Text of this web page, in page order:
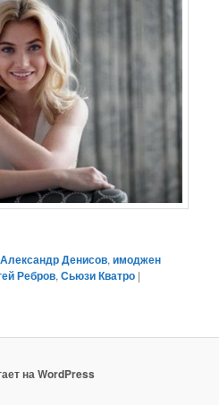
Александр Денисов,имоджен
Ребров,Сьюзи Кватро |
на WordPress